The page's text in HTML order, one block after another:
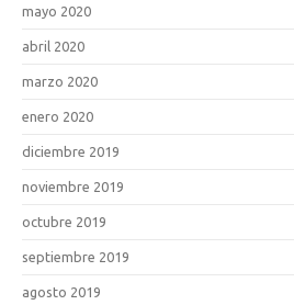
mayo 2020
abril 2020
marzo 2020
enero 2020
diciembre 2019
noviembre 2019
octubre 2019
septiembre 2019
agosto 2019